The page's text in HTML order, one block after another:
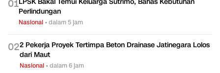
01
Perlindungan
Nasional •dalam 5 jam
022 Pekerja Proyek Tertimpa Beton Drainase Jatinegara Lolos
dari Maut
Nasional •dalam 6 jam